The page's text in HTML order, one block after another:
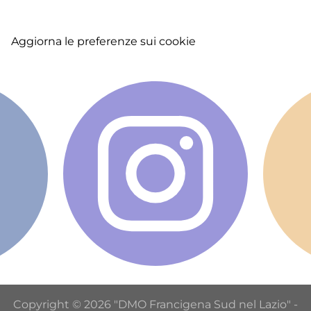
Aggiorna le preferenze sui cookie
Copyright © 2026 "DMO Francigena Sud nel Lazio" -